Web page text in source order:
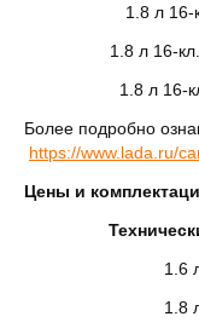
1.8 л
1.8 л 16-
1.8 л 16-
Более подробно
https://www.lada.ru/
Цены и
1.6
1.8